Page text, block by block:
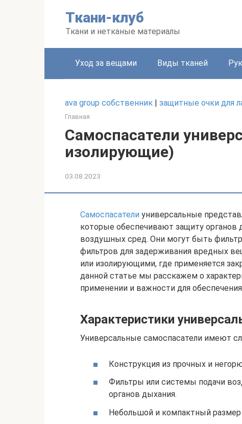
Ткани-клуб
Ткани и нетканые материалы
Уход за вещами Виды тканей
ava group собственник | защитные очки для
Главная
Самоспасатели
изолирующие)
03.08.2023
Самоспасатели универсальные
которые обеспечивают защиту органов
воздушных сред. Они могут быть
фильтров для задерживания вредных
или изолирующими, где применяется
данной статье мы расскажем о
применении и важности для
Характеристики
Универсальные самоспасатели имеют
Конструкция из прочных и
Фильтры или системы подачи
органов дыхания.
Небольшой и компактный размер